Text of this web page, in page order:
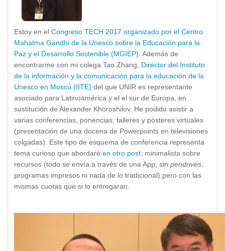
Estoy en el Congreso TECH 2017 organizado por el Centro
Mahatma Gandhi de la Unesco sobre la Educación para la
Paz y el Desarrollo Sostenible (MGIEP) . Además de
encontrarme con mi colega Tao Zhang, Director del Instituto
de la información y la comunicación para la educación de la
Unesco en Moscú (IITE) del que UNIR es representante
asociado para Latinoamérica y el el sur de Europa, en
sustitución de Alexander Khoroshilov. He podido asistir a
varias conferencias, ponencias, talleres y pósteres virtuales
(presentación de una docena de Powerpoints en televisiones
colgadas). Este tipo de esquema de conferencia representa
tema curioso que abordaré en otro post: minimalista sobre
recursos (todo se envía a través de una App, sin pendrives
programas impresos ni nada de lo tradicional) pero con las
mismas cuotas que si lo entregaran.